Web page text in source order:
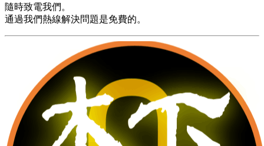
隨時致電我們。
通過我們熱線解決問題是免費的。